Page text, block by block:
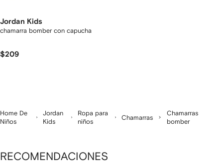
Jordan Kids
chamarra bomber con capucha
$209
Home De
Niños
Jordan
Kids
Ropa para
niños
Chamarras
Chamarras
bomber
RECOMENDACIONES